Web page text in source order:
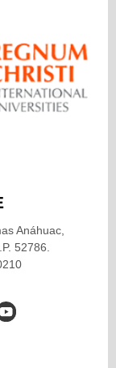
Anáhuac,
52786.